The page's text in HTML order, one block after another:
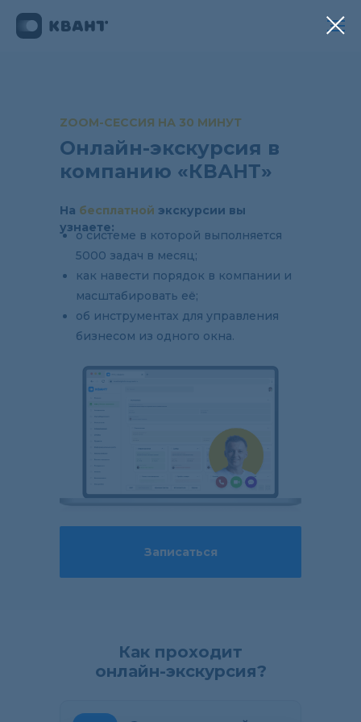
ZOOM-СЕССИЯ НА 30 МИНУТ
Онлайн-экскурсия в
компанию «КВАНТ»
На бесплатной экскурсии вы
узнаете:
о системе в которой выполняется
5000 задач в месяц;
как навести порядок в компании и
масштабировать её;
об инструментах для управления
бизнесом из одного окна.
Записаться
Как проходит
онлайн-экскурсия?